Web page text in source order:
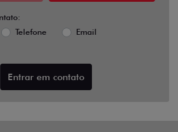
Telefone Email
Entrar em contato